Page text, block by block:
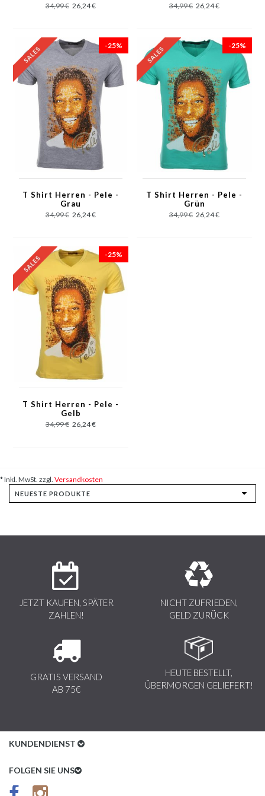
34,99 € 26,24 € 34,99 € 26,24 €
-25%
T Shirt Herren - Pele -
Grau
34,99 € 26,24 €
-25%
T Shirt Herren - Pele -
Grün
34,99 € 26,24 €
-25%
T Shirt Herren - Pele -
Gelb
34,99 € 26,24 €
* Inkl. MwSt. zzgl. Versandkosten
JETZT KAUFEN, SPÄTER
ZAHLEN!
NICHT ZUFRIEDEN,
GELD ZURÜCK
GRATIS VERSAND
AB 75€
HEUTE BESTELLT,
ÜBERMORGEN GELIEFERT!
KUNDENDIENST
Kundenservice
AGB
FOLGEN SIE UNS